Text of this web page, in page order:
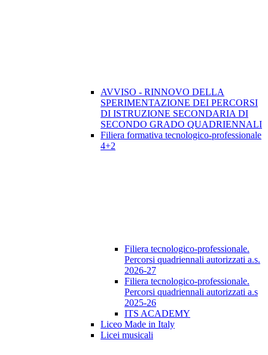
AVVISO - RINNOVO DELLA
SPERIMENTAZIONE DEI PERCORSI
DI ISTRUZIONE SECONDARIA DI
SECONDO GRADO QUADRIENNALI
Filiera formativa tecnologico-professionale
4+2
Filiera tecnologico-professionale.
Percorsi quadriennali autorizzati a.s.
2026-27
Filiera tecnologico-professionale.
Percorsi quadriennali autorizzati a.s
2025-26
ITS ACADEMY
Liceo Made in Italy
Licei musicali